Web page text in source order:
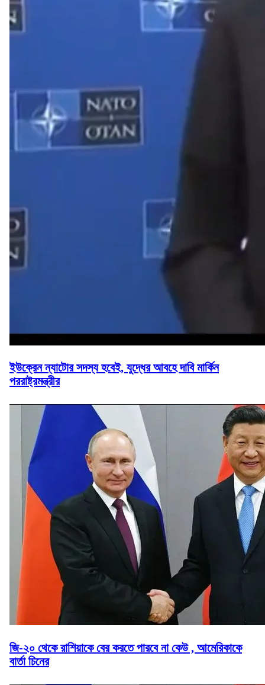
ইউক্রেন ন্যাটোর সদস্য হবেই, যুদ্ধের আবহে দাবি মার্কিন
পররাষ্ট্রমন্ত্রীর
জি-২০ থেকে রাশিয়াকে বের করতে পারবে না কেউ , আমেরিকাকে
বার্তা চিনের